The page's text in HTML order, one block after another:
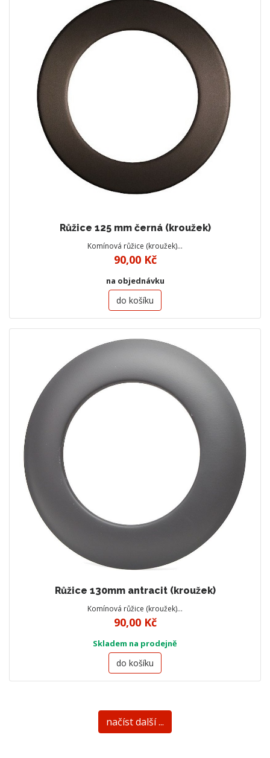
Růžice 125 mm černá (kroužek)
Komínová růžice (kroužek)…
90,00 Kč
na objednávku
do košíku
Růžice 130mm antracit (kroužek)
Komínová růžice (kroužek)…
90,00 Kč
Skladem na prodejně
do košíku
načíst další ...